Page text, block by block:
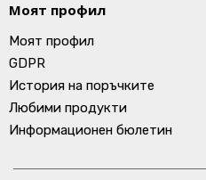
Моят профил
Моят профил
GDPR
История на поръчките
Любими продукти
Информационен бюлетин